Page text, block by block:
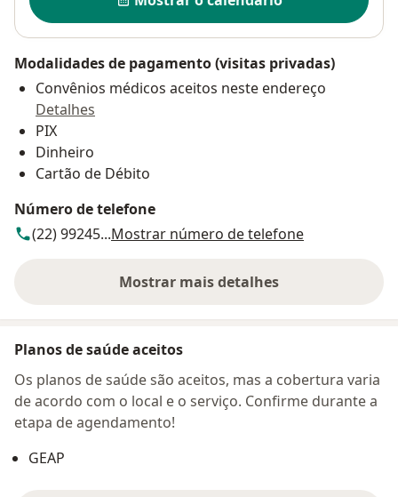
Modalidades de pagamento (visitas privadas)
Convênios médicos aceitos neste endereço
Detalhes
PIX
Dinheiro
Cartão de Débito
Número de telefone
(22) 99245...Mostrar número de telefone
Mostrar mais detalhes
sobre o endereço
Planos de saúde aceitos
Os planos de saúde são aceitos, mas a cobertura varia
de acordo com o local e o serviço. Confirme durante a
etapa de agendamento!
GEAP